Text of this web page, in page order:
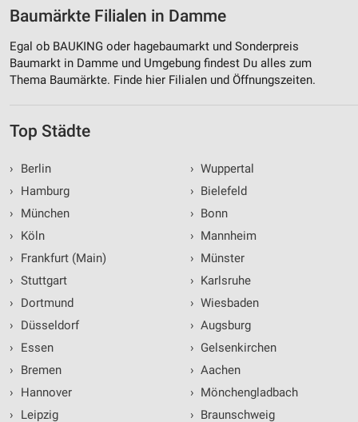
Baumärkte Filialen in Damme
Egal ob BAUKING oder hagebaumarkt und Sonderpreis
Baumarkt in Damme und Umgebung findest Du alles zum
Thema Baumärkte. Finde hier Filialen und Öffnungszeiten.
Top Städte
›
Berlin
›
Hamburg
›
München
›
Köln
›
Frankfurt (Main)
› Stuttgart
›
Dortmund
›
Düsseldorf
›
Essen
›
Bremen
›
Hannover
›
Leipzig
› Wuppertal
› Bielefeld
› Bonn
› Mannheim
› Münster
› Karlsruhe
› Wiesbaden
› Augsburg
› Gelsenkirchen
› Aachen
› Mönchengladbach
› Braunschweig